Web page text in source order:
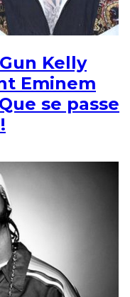
Kelly
Eminem
se passe